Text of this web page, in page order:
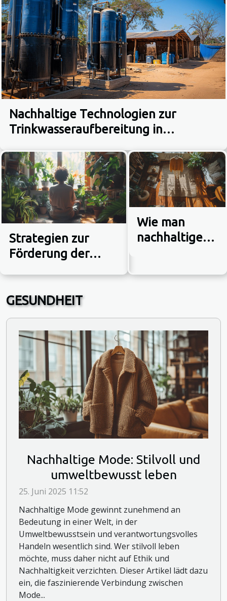
Nachhaltige Technologien zur
Trinkwasseraufbereitung in
Strategien zur
Förderung der
Wie man
nachhaltige
GESUNDHEIT
Nachhaltige Mode: Stilvoll und
umweltbewusst leben
25. Juni 2025 11:52
Nachhaltige Mode gewinnt zunehmend an
Bedeutung in einer Welt, in der
Umweltbewusstsein und verantwortungsvolles
Handeln wesentlich sind. Wer stilvoll leben
möchte, muss daher nicht auf Ethik und
Nachhaltigkeit verzichten. Dieser Artikel lädt dazu
ein, die faszinierende Verbindung zwischen
Mode...